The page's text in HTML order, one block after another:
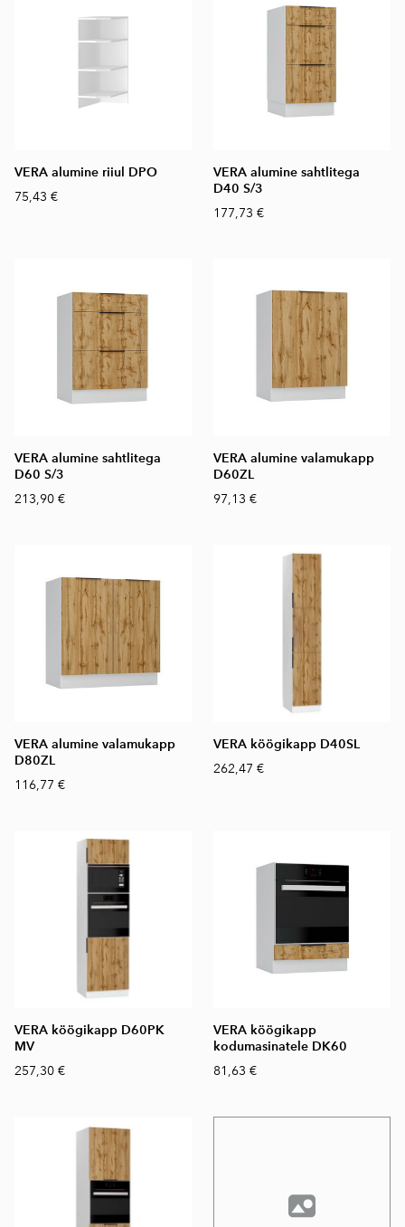
VERA alumine riiul DPO
75,43 €
VERA alumine sahtlitega
D40 S/3
177,73 €
VERA alumine sahtlitega
D60 S/3
213,90 €
VERA alumine valamukapp
D60ZL
97,13 €
VERA alumine valamukapp
D80ZL
116,77 €
VERA köögikapp D40SL
262,47 €
VERA köögikapp D60PK
MV
257,30 €
VERA köögikapp
kodumasinatele DK60
81,63 €